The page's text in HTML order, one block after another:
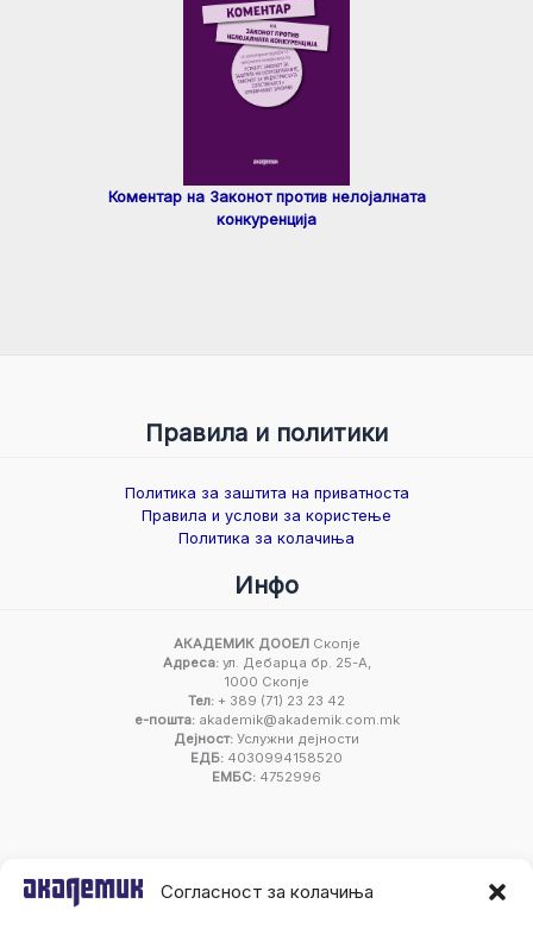
Согласност за колачиња
Коментар на Законот против нелојалната
конкуренција
Правила и политики
Политика за заштита на приватноста
Правила и услови за користење
Политика за колачиња
Инфо
АКАДЕМИК ДООЕЛСкопје
Адреса:ул. Дебарца бр. 25-А,
1000 Скопје
Тел: + 389 (71) 23 23 42
е-пошта:akademik@akademik.com.mk
Дејност: Услужни дејности
ЕДБ: 4030994158520
ЕМБС: 4752996